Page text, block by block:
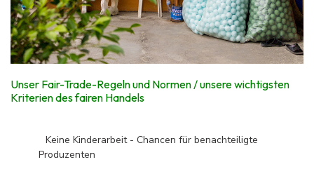
Unser Fair-Trade-Regeln und Normen / unsere wichtigsten
Kriterien des fairen Handels
Keine Kinderarbeit - Chancen für benachteiligte
Produzenten